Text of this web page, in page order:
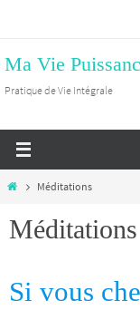
le
contenu
Ma Vie
Pratique de Vie Intégrale
HomeMéditations
Méditations
Si vous